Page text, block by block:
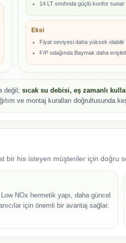
14 LT sınıfında güçlü konfor sunar
Eksi
Fiyat seviyesi daha yüksek olabilir
F/P odağında Baymak daha
değil; sıcak su debisi, eş zamanlı
ve montaj kuralları doğrultusunda
bir his isteyen müşteriler için doğru
NOx hermetik yapı, daha güncel
için önemli bir avantaj sağlar.